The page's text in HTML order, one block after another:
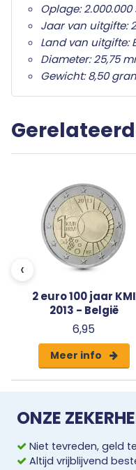
moeten worden
Uw 2 euro munt
capsule met een
echtheid.
Oplage: 2.000.000
Jaar van uitgifte:
Land van uitgifte:
Diameter: 25,75
Gewicht: 8,50
‹
2 euro 100 jaar KMI
2013 - België
6,95
Meer info
ONZE
Niet tevreden, geld
Altijd vrijblijvend